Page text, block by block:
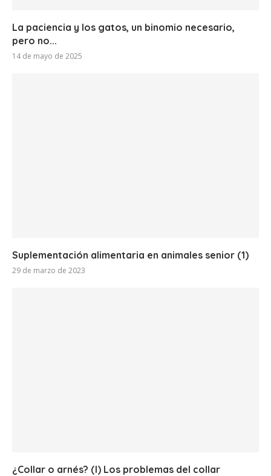
La paciencia y los gatos, un binomio necesario,
pero no...
14 de mayo de 2025
Suplementación alimentaria en animales senior (1)
29 de marzo de 2023
¿Collar o arnés? (I) Los problemas del collar